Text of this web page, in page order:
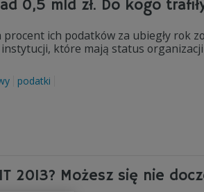
0,5 mld zł. Do kogo
procent ich podatków za ubiegły rok
które mają status
podatki
2013? Możesz się nie